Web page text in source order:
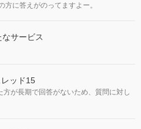
方に答えがのってますよー。
サービス
ッド15
が長期で回答がないため、質問に対し